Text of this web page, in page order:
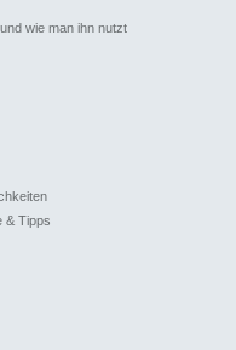
wie man ihn nutzt
& Tipps